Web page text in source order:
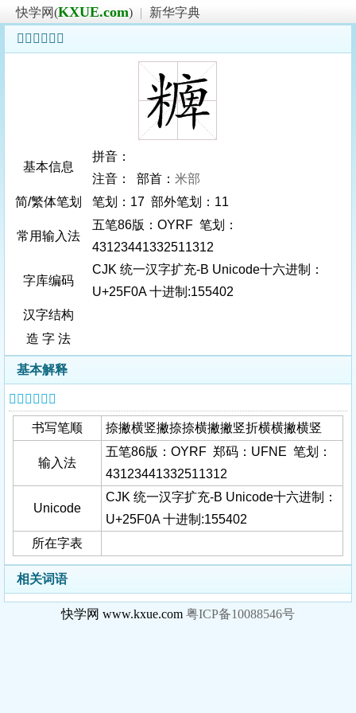
快学网(KXUE.com) |
新华字典
𥼊字基本信息
基本信息
拼音：
注音： 部首： 米部
简/繁体笔划
笔划：17 部外笔划：11
常用输入法
五笔86版：OYRF 笔划：
43123441332511312
字库编码
CJK 统一汉字扩充-B Unicode十六进制：
U+25F0A 十进制:155402
汉字结构
造 字 法
基本解释
𥼊字基本信息
书写笔顺 捺撇横竖撇捺捺横撇撇竖折横横撇横竖
输入法
五笔86版：OYRF 郑码：UFNE 笔划：
43123441332511312
Unicode
CJK 统一汉字扩充-B Unicode十六进制：
U+25F0A 十进制:155402
所在字表
相关词语
快学网 www.kxue.com 粤ICP备10088546号